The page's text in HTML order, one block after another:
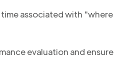
associated with "where
evaluation and ensure